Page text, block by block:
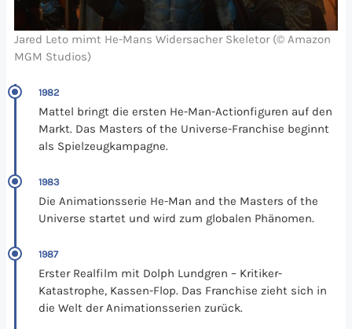
Jared Leto mimt He-Mans Widersacher Skeletor (© Amazon
MGM Studios)
1982
Mattel bringt die ersten He-Man-Actionfiguren auf den
Markt. Das Masters of the Universe-Franchise beginnt
als Spielzeugkampagne.
1983
Die Animationsserie He-Man and the Masters of the
Universe startet und wird zum globalen Phänomen.
1987
Erster Realfilm mit Dolph Lundgren – Kritiker-
Katastrophe, Kassen-Flop. Das Franchise zieht sich in
die Welt der Animationsserien zurück.